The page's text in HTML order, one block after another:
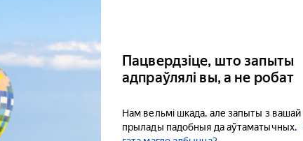
Пацвердзіце, што запыты
адпраўлялі вы, а не робат
Нам вельмі шкада, але запыты з вашай
прылады падобныя да аўтаматычных.